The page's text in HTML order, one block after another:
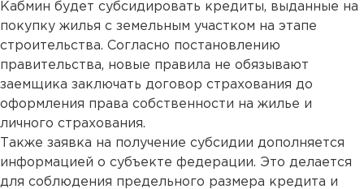
Кабмин будет субсидировать кредиты, выданные на
покупку жилья с земельным участком на этапе
строительства. Согласно постановлению
правительства, новые правила не обязывают
заемщика заключать договор страхования до
оформления права собственности на жилье и
личного страхования.
Также заявка на получение субсидии дополняется
информацией о субъекте федерации. Это делается
для соблюдения предельного размера кредита и